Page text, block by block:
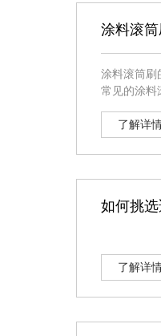
涂料滚
涂料滚筒刷
常见的涂料滚筒刷材质以
能，寿命较
了解详
如何挑
了解详